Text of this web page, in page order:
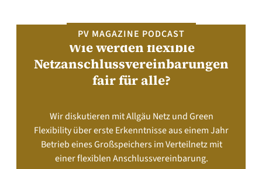
PV MAGAZINE PODCAST
Wie werden flexible
Netzanschlussvereinbarungen
fair für alle?
Wir diskutieren mit Allgäu Netz und Green
Flexibility über erste Erkenntnisse aus einem Jahr
Betrieb eines Großspeichers im Verteilnetz mit
einer flexiblen Anschlussvereinbarung.